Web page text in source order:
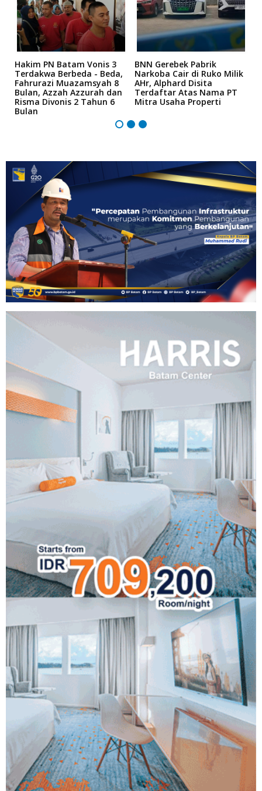
Hakim PN Batam Vonis 3
Terdakwa Berbeda - Beda,
Fahrurazi Muazamsyah 8
Bulan, Azzah Azzurah dan
Risma Divonis 2 Tahun 6
Bulan
BNN Gerebek Pabrik
Narkoba Cair di Ruko Milik
AHr, Alphard Disita
Terdaftar Atas Nama PT
Mitra Usaha Properti